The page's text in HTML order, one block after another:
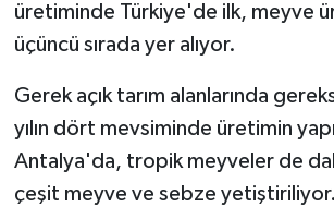
üretiminde Türkiye'de ilk, meyve
üçüncü sırada yer alıyor.
Gerek açık tarım alanlarında
yılın dört mevsiminde üretimin
Antalya'da, tropik meyveler de
çeşit meyve ve sebze yetiştiriliyor.